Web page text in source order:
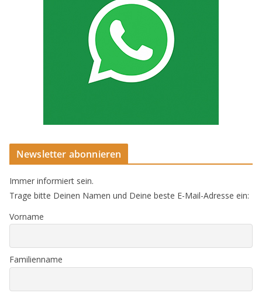
Newsletter abonnieren
Immer informiert sein.
Trage bitte Deinen Namen und Deine beste E-Mail-Adresse ein:
Vorname
Familienname